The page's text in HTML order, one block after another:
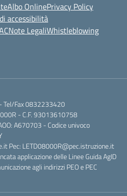
Albo OnlinePrivacy Policy
accessibilità
Note LegaliWhistleblowing
Tel/Fax 0832233420
- C.F. 93013610758
A670703 - Codice univoco
Pec: LETD08000R@pec.istruzione.it
applicazione delle Linee Guida AgID
agli indirizzi PEO e PEC